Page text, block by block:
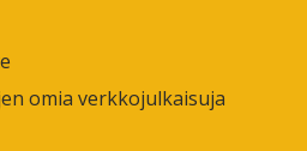
omia verkkojulkaisuja